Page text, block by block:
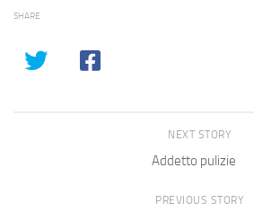
SHARE
NEXT STORY
Addetto pulizie
PREVIOUS STORY